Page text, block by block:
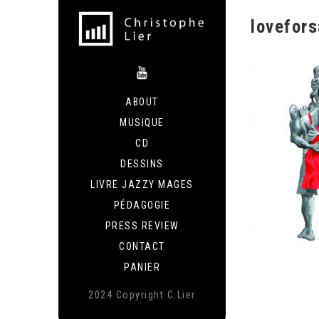
ABOUT
MUSIQUE
CD
DESSINS
LIVRE JAZZY MAGES
PÉDAGOGIE
PRESS REVIEW
CONTACT
PANIER
2024 Copyright C.Lier